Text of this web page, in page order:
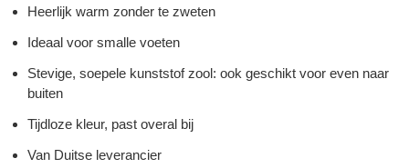
Heerlijk warm zonder te zweten
Ideaal voor smalle voeten
Stevige, soepele kunststof zool: ook geschikt voor even naar
buiten
Tijdloze kleur, past overal bij
Van Duitse leverancier